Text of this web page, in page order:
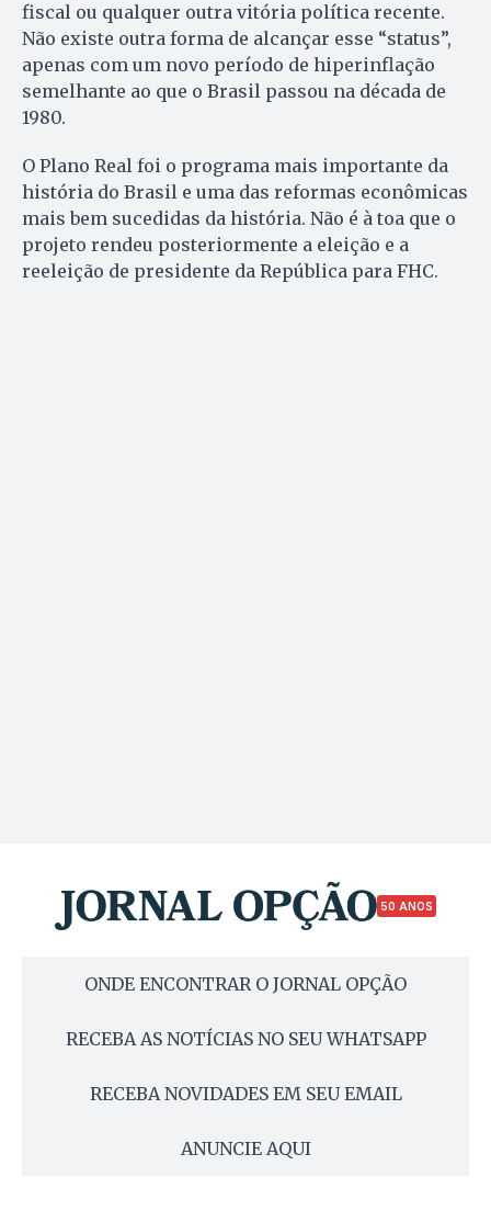
fiscal ou qualquer outra vitória política recente.
Não existe outra forma de alcançar esse “status”,
apenas com um novo período de hiperinflação
semelhante ao que o Brasil passou na década de
1980.
O Plano Real foi o programa mais importante da
história do Brasil e uma das reformas econômicas
mais bem sucedidas da história. Não é à toa que o
projeto rendeu posteriormente a eleição e a
reeleição de presidente da República para FHC.
50 ANOS
ONDE ENCONTRAR O JORNAL OPÇÃO
RECEBA AS NOTÍCIAS NO SEU WHATSAPP
RECEBA NOVIDADES EM SEU EMAIL
ANUNCIE AQUI